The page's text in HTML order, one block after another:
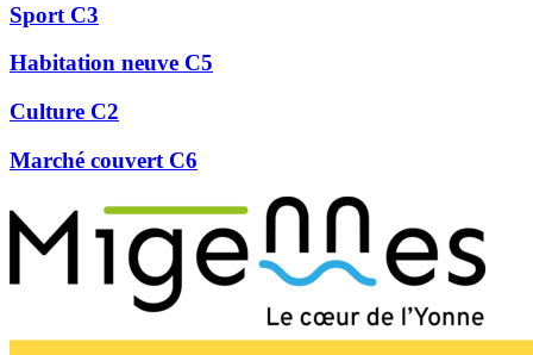
Sport C3
Habitation neuve C5
Culture C2
Marché couvert C6
Précédent
Suivant